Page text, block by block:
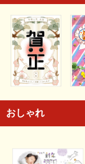
おしゃれ